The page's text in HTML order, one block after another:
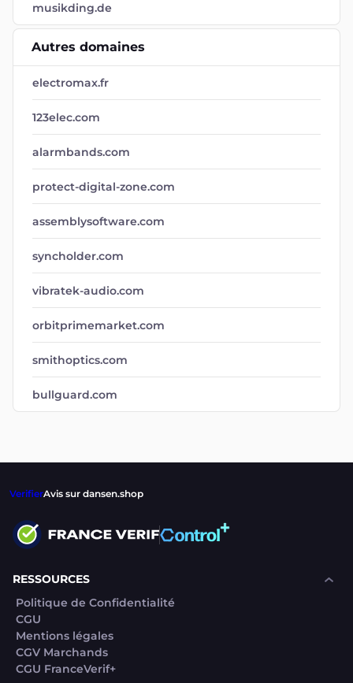
musikding.de
Autres domaines
electromax.fr
123elec.com
alarmbands.com
protect-digital-zone.com
assemblysoftware.com
syncholder.com
vibratek-audio.com
orbitprimemarket.com
smithoptics.com
bullguard.com
VerifierAvis sur dansen.shop
RESSOURCES
Politique de Confidentialité
CGU
Mentions légales
CGV Marchands
CGU FranceVerif+